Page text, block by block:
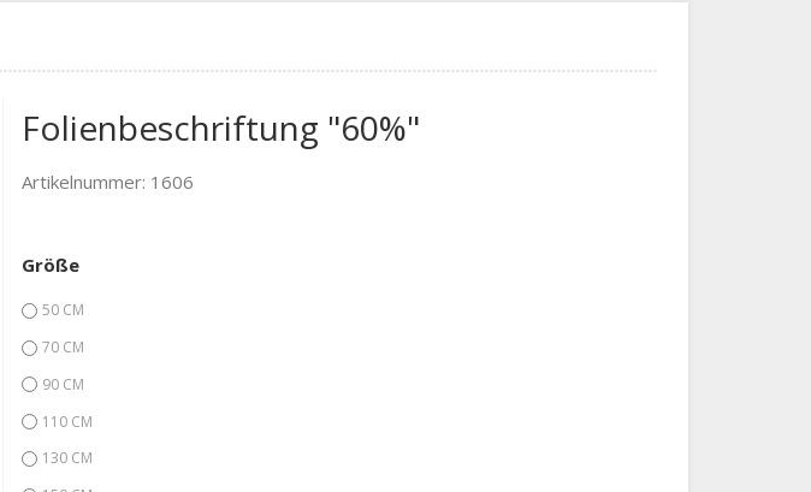
Folienbeschriftung "60%"
Artikelnummer: 1606
Größe
50 CM
70 CM
90 CM
110 CM
130 CM